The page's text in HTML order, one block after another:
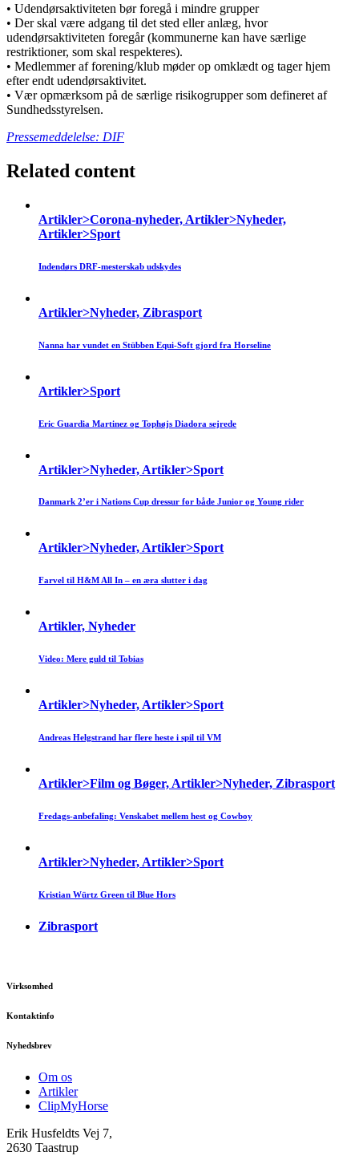
• Udendørsaktiviteten bør foregå i mindre grupper
• Der skal være adgang til det sted eller anlæg, hvor
udendørsaktiviteten foregår (kommunerne kan have særlige
restriktioner, som skal respekteres).
• Medlemmer af forening/klub møder op omklædt og tager hjem
efter endt udendørsaktivitet.
• Vær opmærksom på de særlige risikogrupper som defineret af
Sundhedsstyrelsen.
Pressemeddelelse: DIF
Related content
Artikler>Corona-nyheder, Artikler>Nyheder,
Artikler>Sport
Indendørs DRF-mesterskab udskydes
Artikler>Nyheder, Zibrasport
Nanna har vundet en Stübben Equi-Soft gjord fra Horseline
Artikler>Sport
Eric Guardia Martinez og Tophøjs Diadora sejrede
Artikler>Nyheder, Artikler>Sport
Danmark 2’er i Nations Cup dressur for både Junior og Young rider
Artikler>Nyheder, Artikler>Sport
Farvel til H&M All In – en æra slutter i dag
Artikler, Nyheder
Video: Mere guld til Tobias
Artikler>Nyheder, Artikler>Sport
Andreas Helgstrand har flere heste i spil til VM
Artikler>Film og Bøger, Artikler>Nyheder, Zibrasport
Fredags-anbefaling: Venskabet mellem hest og Cowboy
Artikler>Nyheder, Artikler>Sport
Kristian Würtz Green til Blue Hors
Zibrasport
Virksomhed
Kontaktinfo
Nyhedsbrev
Om os
Artikler
ClipMyHorse
Erik Husfeldts Vej 7,
2630 Taastrup